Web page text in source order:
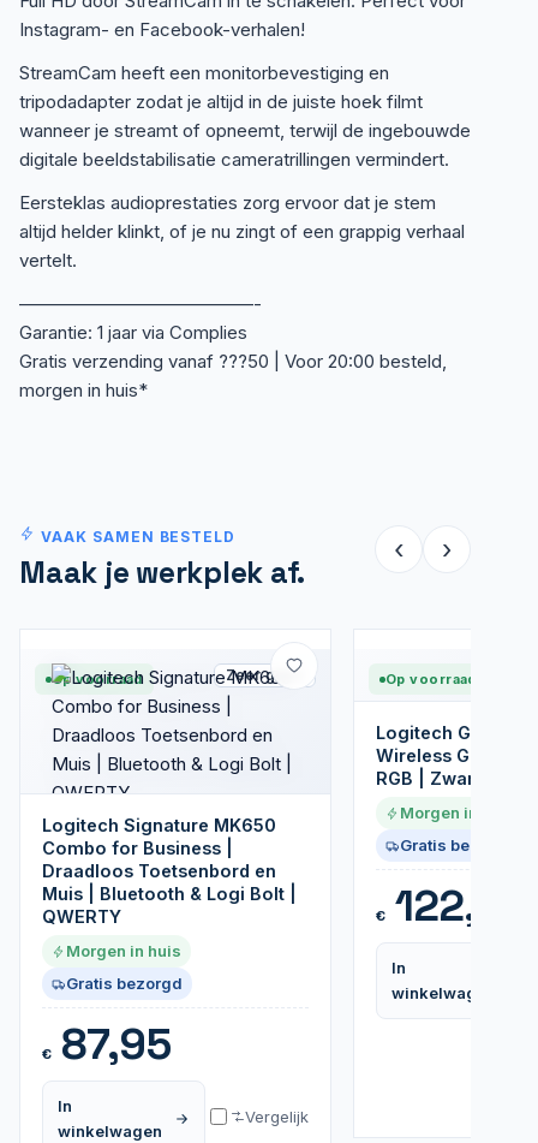
Instagram- en Facebook-verhalen!
StreamCam heeft een monitorbevestiging en
tripodadapter zodat je altijd in de juiste hoek filmt
wanneer je streamt of opneemt, terwijl de ingebouwde
digitale beeldstabilisatie cameratrillingen vermindert.
Eersteklas audioprestaties zorg ervoor dat je stem
altijd helder klinkt, of je nu zingt of een grappig verhaal
vertelt.
—————————————-
Garantie: 1 jaar via Complies
Gratis verzending vanaf ???50 | Voor 20:00 besteld,
morgen in huis*
VAAK SAMEN BESTELD
Maak je werkplek af.
‹ ›
Op voorraad Zeer goed
Logitech Signature MK650
Combo for Business |
Draadloos Toetsenbord en
Muis | Bluetooth & Logi Bolt |
QWERTY
Morgen in huis
Gratis bezorgd
€87,95
In
winkelwagen
Vergelijk
Op voorraad
Logitech G G733
Wireless Gaming
RGB | Zwart
Morgen in huis
Gratis bezorgd
€122,99
In
winkelwagen